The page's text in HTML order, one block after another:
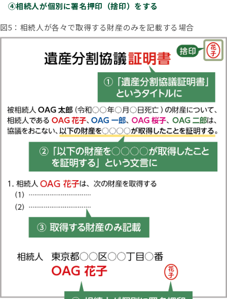
④相続人が個別に署名押印（捨印）をする
図5：相続人が各々で取得する財産のみを記載する場合